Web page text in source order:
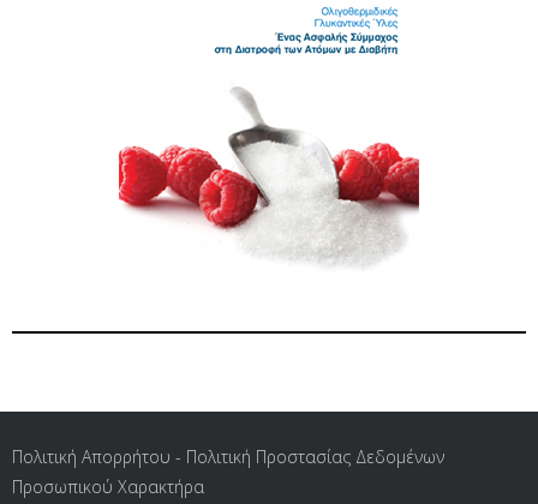
Πολιτική Απορρήτου - Πολιτική Προστασίας Δεδομένων
Προσωπικού Χαρακτήρα